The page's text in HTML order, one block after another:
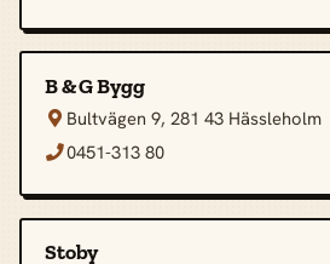
B & G Bygg
 Bultvägen 9, 281 43 Hässleholm
0451-313 80
Stoby